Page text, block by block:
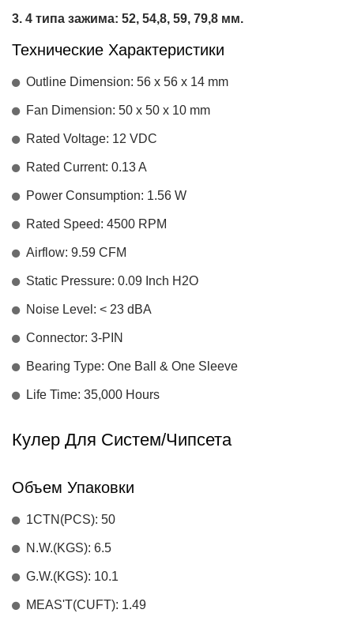
4 типа зажима: 52, 54,8, 59, 79,8 мм.
Технические Характеристики
Outline Dimension: 56 x 56 x 14 mm
Fan Dimension: 50 x 50 x 10 mm
Rated Voltage: 12 VDC
Rated Current: 0.13 A
Power Consumption: 1.56 W
Rated Speed: 4500 RPM
Airflow: 9.59 CFM
Static Pressure: 0.09 Inch H2O
Noise Level: < 23 dBA
Connector: 3-PIN
Bearing Type: One Ball & One Sleeve
Life Time: 35,000 Hours
Кулер Для Систем/чипсета
Объем Упаковки
1CTN(PCS): 50
N.W.(KGS): 6.5
G.W.(KGS): 10.1
MEAS'T(CUFT): 1.49